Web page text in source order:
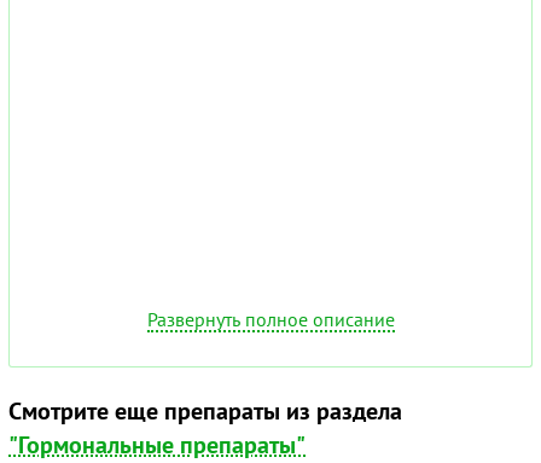
Развернуть полное описание
Смотрите еще препараты из раздела
"Гормональные препараты"